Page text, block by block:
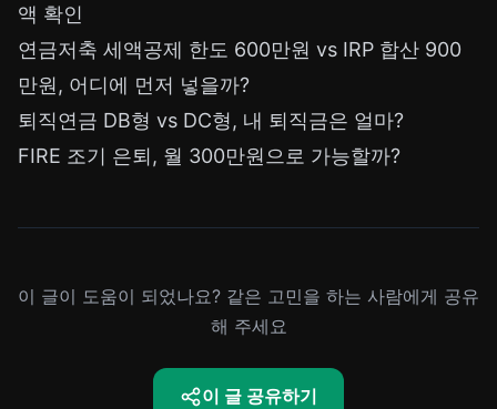
액 확인
연금저축 세액공제 한도 600만원 vs IRP 합산 900
만원, 어디에 먼저 넣을까?
퇴직연금 DB형 vs DC형, 내 퇴직금은 얼마?
FIRE 조기 은퇴, 월 300만원으로 가능할까?
이 글이 도움이 되었나요? 같은 고민을 하는 사람에게 공유
해 주세요
이 글 공유하기